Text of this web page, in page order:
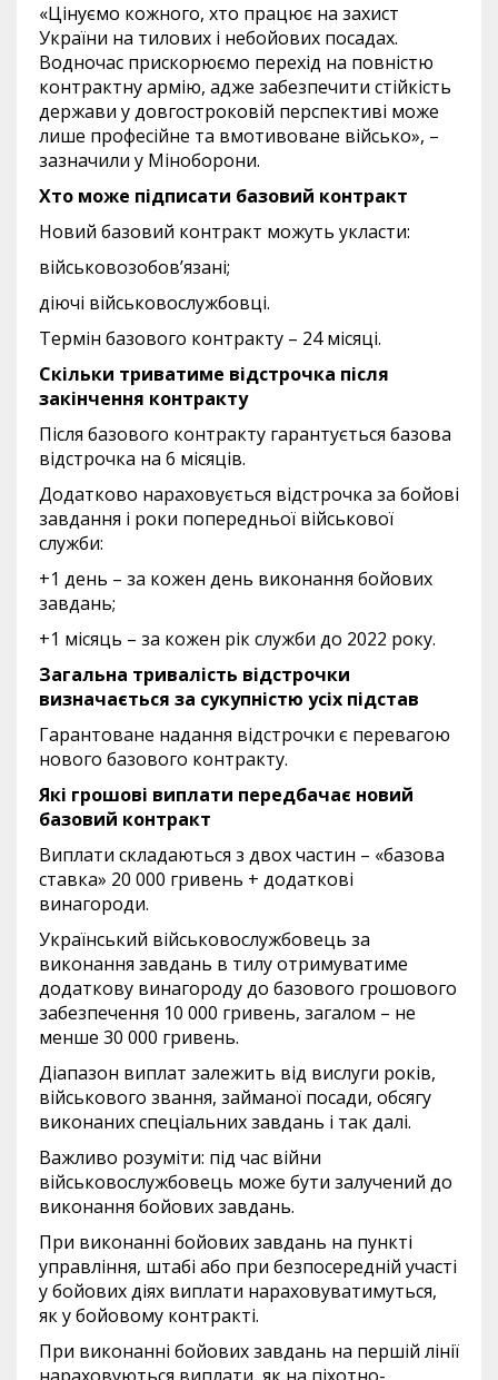
«Цінуємо кожного, хто працює на захист
України на тилових і небойових посадах.
Водночас прискорюємо перехід на повністю
контрактну армію, адже забезпечити стійкість
держави у довгостроковій перспективі може
лише професійне та вмотивоване військо», –
зазначили у Міноборони.
Хто може підписати базовий контракт
Новий базовий контракт можуть укласти:
військовозобов’язані;
діючі військовослужбовці.
Термін базового контракту – 24 місяці.
Скільки триватиме відстрочка після
закінчення контракту
Після базового контракту гарантується базова
відстрочка на 6 місяців.
Додатково нараховується відстрочка за бойові
завдання і роки попередньої військової
служби:
+1 день – за кожен день виконання бойових
завдань;
+1 місяць – за кожен рік служби до 2022 року.
Загальна тривалість відстрочки
визначається за сукупністю усіх підстав
Гарантоване надання відстрочки є перевагою
нового базового контракту.
Які грошові виплати передбачає новий
базовий контракт
Виплати складаються з двох частин – «базова
ставка» 20 000 гривень + додаткові
винагороди.
Український військовослужбовець за
виконання завдань в тилу отримуватиме
додаткову винагороду до базового грошового
забезпечення 10 000 гривень, загалом – не
менше 30 000 гривень.
Діапазон виплат залежить від вислуги років,
військового звання, займаної посади, обсягу
виконаних спеціальних завдань і так далі.
Важливо розуміти: під час війни
військовослужбовець може бути залучений до
виконання бойових завдань.
При виконанні бойових завдань на пункті
управління, штабі або при безпосередній участі
у бойових діях виплати нараховуватимуться,
як у бойовому контракті.
При виконанні бойових завдань на першій лінії